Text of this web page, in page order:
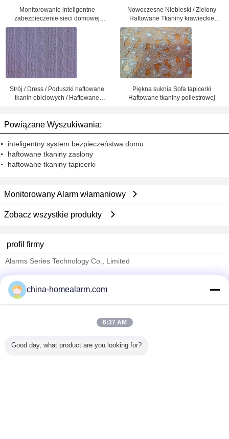
Monitorowanie inteligentne
zabezpieczenie sieci domowej
Phone System Włamywacz Alarmy
Nowoczesne Niebieski / Zielony
Haftowane Tkaniny krawieckie
tkanina Materiał
Strój / Dress / Poduszki haftowane
tkanin obiciowych / Haftowane
Piękna suknia Sofa tapicerki
Haftowane tkaniny poliestrowej
Powiązane Wyszukiwania:
inteligentny system bezpieczeństwa domu
haftowane tkaniny zasłony
haftowane tkaniny tapicerki
Monitorowany Alarm włamaniowy
Zobacz wszystkie produkty
profil firmy
Alarms Series Technology Co., Limited
Trust Seal
Verified Suplier
Wszystkie produkty
china-homealarm.com
6:37 AM
Good day, what product are you looking for?